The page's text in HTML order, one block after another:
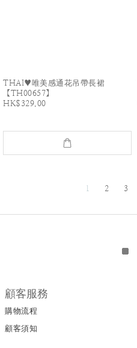
THAI♥唯美感通花吊帶長裙
【TH00657】
HK$329.00
1 2 3
顧客服務
購物流程
顧客須知